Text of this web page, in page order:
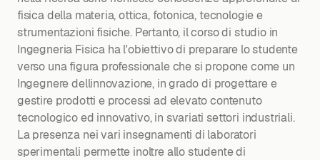
fisica della materia, ottica, fotonica, tecnologie e
strumentazioni fisiche. Pertanto, il corso di studio in
Ingegneria Fisica ha l'obiettivo di preparare lo studente
verso una figura professionale che si propone come un
Ingegnere dellinnovazione, in grado di progettare e
gestire prodotti e processi ad elevato contenuto
tecnologico ed innovativo, in svariati settori industriali.
La presenza nei vari insegnamenti di laboratori
sperimentali permette inoltre allo studente di